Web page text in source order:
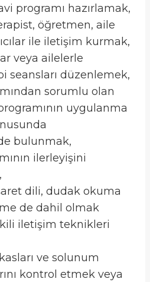
programı hazırlamak,
öğretmen, aile
ile iletişim kurmak,
veya ailelerle
seansları düzenlemek,
sorumlu olan
uygulanma
bulunmak,
ilerleyişini
dili, dudak okuma
de dahil olmak
iletişim teknikleri
ve solunum
kontrol etmek veya